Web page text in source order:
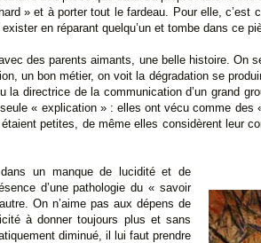
» et à porter tout le fardeau. Pour elle, c’est
en réparant quelqu’un et tombe dans ce
des parents aimants, une belle histoire. On
un bon métier, on voit la dégradation se
la directrice de la communication d’un grand
« explication » : elles ont vécu comme
petites, de même elles considèrent leur
un manque de lucidité et de
d’une pathologie du « savoir
On n’aime pas aux dépens de
à donner toujours plus et sans
diminué, il lui faut prendre